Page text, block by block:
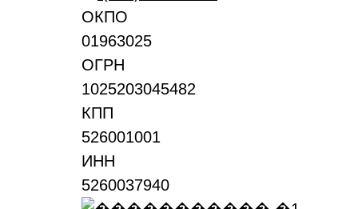
ОКПО
01963025
ОГРН
1025203045482
КПП
526001001
ИНН
5260037940